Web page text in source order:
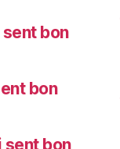
bon
bon
sent bon